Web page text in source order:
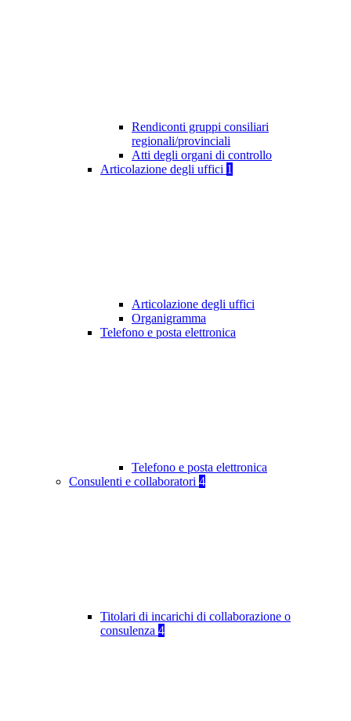
Rendiconti gruppi consiliari
regionali/provinciali
Atti degli organi di controllo
Articolazione degli uffici 1
Articolazione degli uffici
Organigramma
Telefono e posta elettronica
Telefono e posta elettronica
Consulenti e collaboratori 4
Titolari di incarichi di collaborazione o
consulenza 4